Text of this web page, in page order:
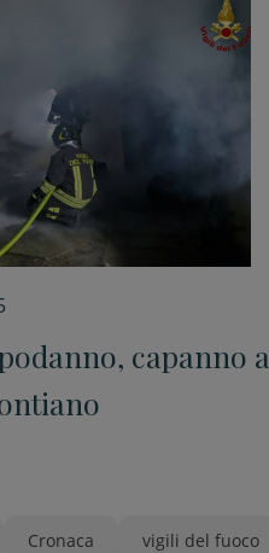
capanno a
Cronaca vigili del fuoco